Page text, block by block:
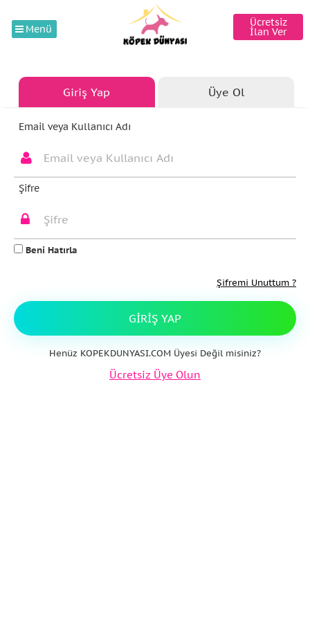
Menü
Ücretsiz
İlan Ver
Giriş Yap Üye Ol
Email veya Kullanıcı Adı
Şifre
Beni Hatırla
Şifremi Unuttum ?
GIRIŞ YAP
Henüz KOPEKDUNYASI.COM Üyesi Değil misiniz?
Ücretsiz Üye Olun